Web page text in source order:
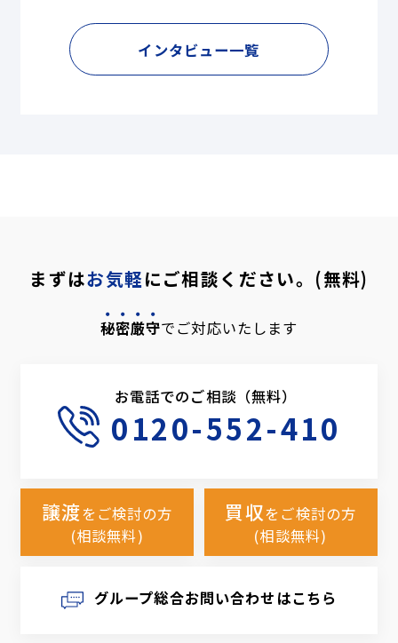
インタビュー一覧
まずはお気軽にご相談ください。(無料)
秘密厳守でご対応いたします
お電話でのご相談（無料）
0120-552-410
譲渡をご検討の方
(相談無料)
買収をご検討の方
(相談無料)
グループ総合お問い合わせはこちら